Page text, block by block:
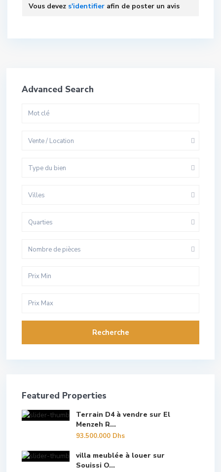
Vous devez s'identifier afin de poster un avis
Advanced Search
Vente / Location
Type du bien
Villes
Quarties
Nombre de pièces
Recherche
Featured Properties
Terrain D4 à vendre sur El
Menzeh R...
93.500.000 Dhs
villa meublée à louer sur
Souissi O...